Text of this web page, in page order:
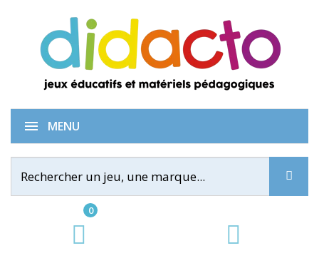
0
MENU
Défis Nature - Pays du